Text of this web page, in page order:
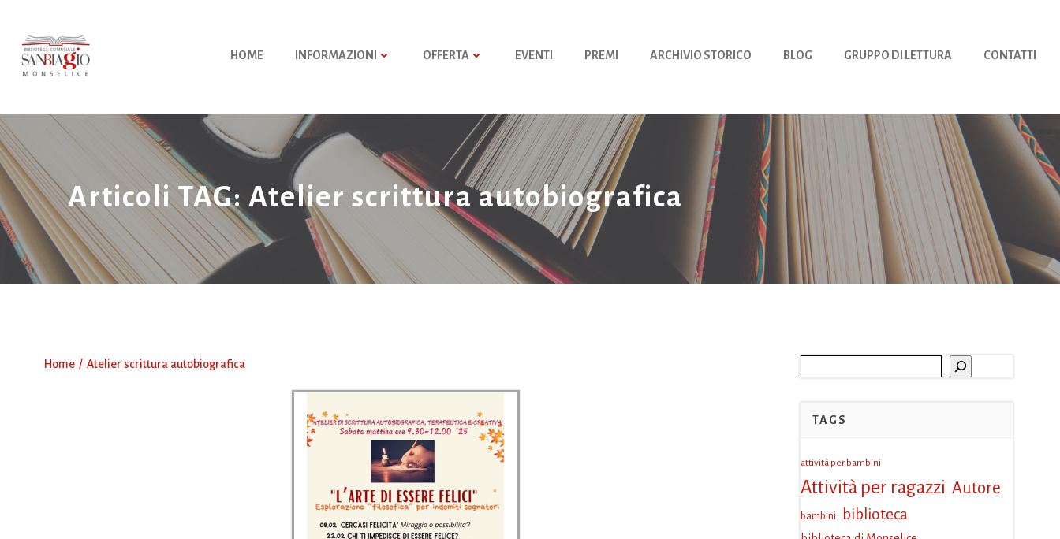
contenuto
HOME INFORMAZIONI OFFERTA EVENTI PREMI ARCHIVIO STORICO BLOG GRUPPO DI LETTURA CONTATTI
Articoli TAG: Atelier scrittura autobiografica
Home Atelier scrittura autobiografica
TAGS
attività per bambini
Attività per ragazzi Autore
bambini biblioteca